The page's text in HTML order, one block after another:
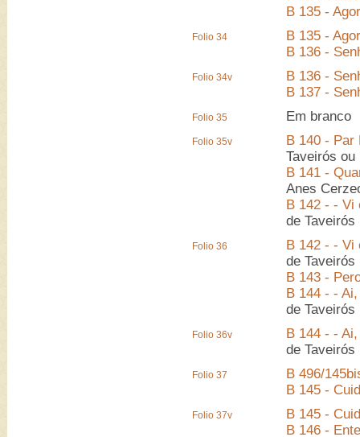
B 135 -
Folio 34
B 135 -
B 136 -
Folio 34v
B 136 -
B 137 -
Folio 35 Em branco
Folio 35v
B 140 - Par
Taveirós ou
B 141 -
Anes
B 142 - - Vi
de Taveirós
Folio 36
B 142 - - Vi
de Taveirós
B 143 -
B 144 - -
de Taveirós
Folio 36v
B 144 - -
de Taveirós
Folio 37
B 496/
B 145 -
Folio 37v
B 145 -
B 146 -